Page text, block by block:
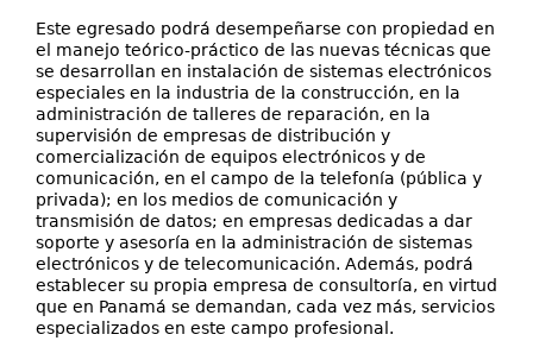
Este egresado podrá desempeñarse con propiedad en
el manejo teórico-práctico de las nuevas técnicas que
se desarrollan en instalación de sistemas electrónicos
especiales en la industria de la construcción, en la
administración de talleres de reparación, en la
supervisión de empresas de distribución y
comercialización de equipos electrónicos y de
comunicación, en el campo de la telefonía (pública y
privada); en los medios de comunicación y
transmisión de datos; en empresas dedicadas a dar
soporte y asesoría en la administración de sistemas
electrónicos y de telecomunicación. Además, podrá
establecer su propia empresa de consultoría, en virtud
que en Panamá se demandan, cada vez más, servicios
especializados en este campo profesional.